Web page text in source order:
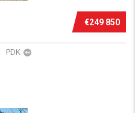
€249 850
PDK